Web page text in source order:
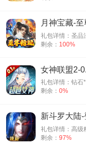
月神宝藏-
剩余： 100%
女神联盟2-
剩余： 0%
新斗罗大陆
剩余： 97%